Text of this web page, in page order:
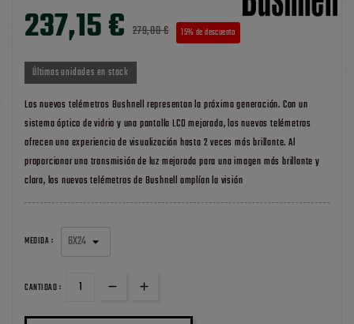
237,15 € 279,00 € 15% de descuento
Últimas unidades en stock
Los nuevos telémetros Bushnell representan la próxima generación. Con un
sistema óptico de vidrio y una pantalla LCD mejorada, los nuevos telémetros
ofrecen una experiencia de visualización hasta 2 veces más brillante. Al
proporcionar una transmisión de luz mejorada para una imagen más brillante y
clara, los nuevos telémetros de Bushnell amplían la visión
MEDIDA :
CANTIDAD :